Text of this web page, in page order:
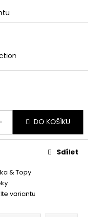
DO KOŠÍKU
& Topy
variantu
Sdílet